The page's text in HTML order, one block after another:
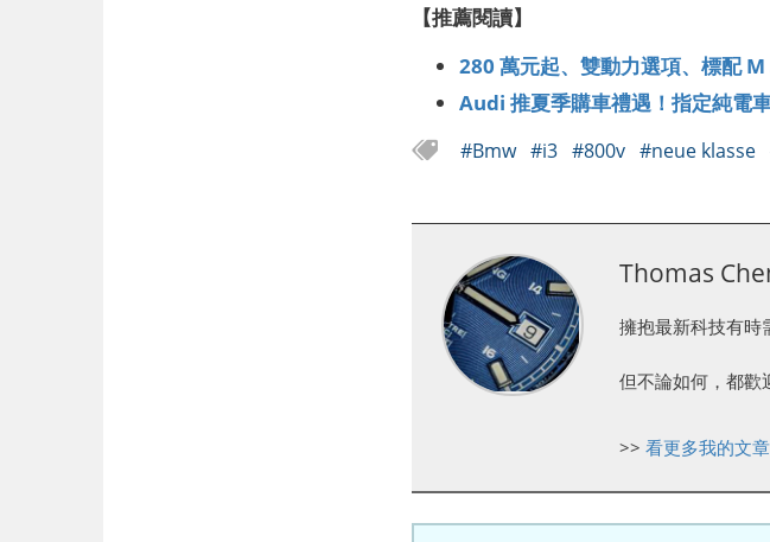
【推薦閱讀】
280 萬元起、雙動力選項、標配
Audi 推夏季購車禮遇！指定純電
#Bmw #i3 #800v #neue klasse
Thomas
擁抱最新科技有時
但不論如何，都歡
>> 看更多我的文章